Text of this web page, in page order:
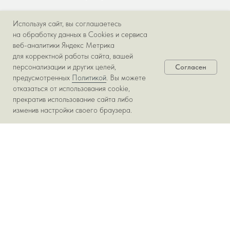
ПОДРОБНЕЕ
Используя сайт, вы соглашаетесь
на обработку данных в Cookies и сервиса
веб-аналитики Яндекс Метрика
для корректной работы сайта, вашей
персонализации и других целей,
предусмотренных Политикой. Вы можете
отказаться от использования cookie,
прекратив использование сайта либо
изменив настройки своего браузера.
Согласен